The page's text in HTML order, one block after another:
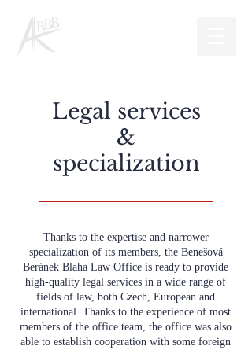
Legal services
&
specialization
Thanks to the expertise and narrower
specialization of its members, the Benešová
Beránek Blaha Law Office is ready to provide
high-quality legal services in a wide range of
fields of law, both Czech, European and
international. Thanks to the experience of most
members of the office team, the office was also
able to establish cooperation with some foreign